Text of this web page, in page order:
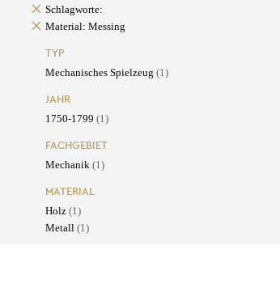
Schlagworte:
Material: Messing
TYP
Mechanisches Spielzeug (1)
JAHR
1750-1799 (1)
FACHGEBIET
Mechanik (1)
MATERIAL
Holz (1)
Metall (1)